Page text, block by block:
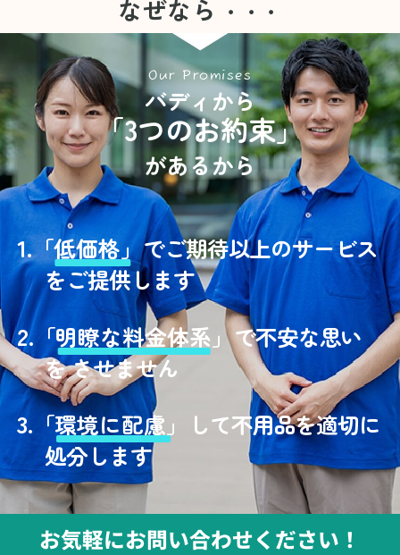
なぜなら ・・・
Our Promises
バディから
「3つのお約束」
があるから
1.「低価格」でご期待以上のサービス
をご提供します
2.「明瞭な料金体系」で不安な思い
を させません
3. 「環境に配慮」
して不用品を適切に
処分します
お気軽にお問い合わせください！